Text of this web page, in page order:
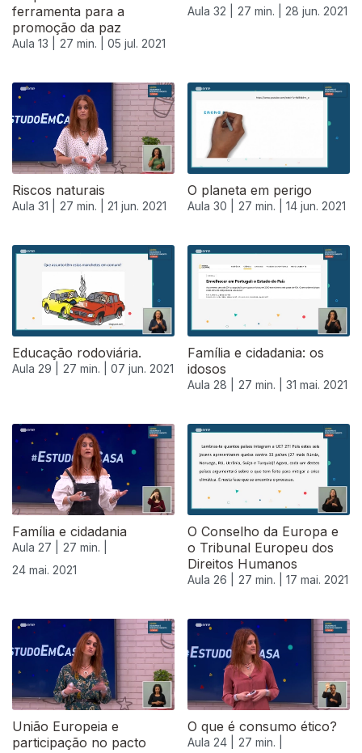
ferramenta para a
promoção da paz
Aula 13 | 27 min. | 05 jul. 2021
Aula 32 | 27 min. | 28 jun. 2021
Riscos naturais
Aula 31 | 27 min. | 21 jun. 2021
O planeta em perigo
Aula 30 | 27 min. | 14 jun. 2021
Educação rodoviária.
Aula 29 | 27 min. | 07 jun. 2021
Família e cidadania: os
idosos
Aula 28 | 27 min. | 31 mai. 2021
Família e cidadania
Aula 27 |
27 min. |
24 mai. 2021
O Conselho da Europa e
o Tribunal Europeu dos
Direitos Humanos
Aula 26 | 27 min. | 17 mai. 2021
União Europeia e
participação no pacto
O que é consumo ético?
Aula 24 |
27 min. |